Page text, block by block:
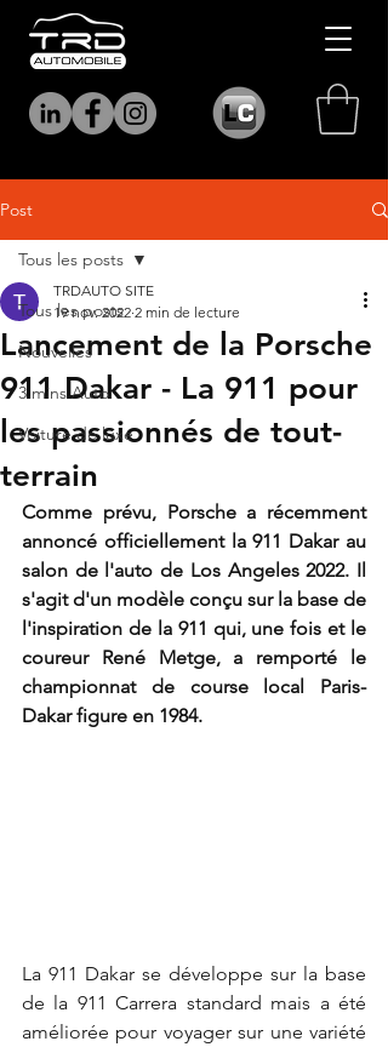
Post
Tous les posts
Nouvelles
3 mins Auto
Voiture de luxe
Tous les posts
Lancement de la Porsche
911 Dakar - La 911 pour
les passionnés de tout-
terrain
TRDAUTO SITE
19 nov. 2022 2 min de lecture
Comme prévu, Porsche a récemment
annoncé officiellement la 911 Dakar au
salon de l'auto de Los Angeles 2022. Il
s'agit d'un modèle conçu sur la base de
l'inspiration de la 911 qui, une fois et le
coureur René Metge, a remporté le
championnat de course local Paris-
Dakar figure en 1984.
La 911 Dakar se développe sur la base
de la 911 Carrera standard mais a été
améliorée pour voyager sur une variété